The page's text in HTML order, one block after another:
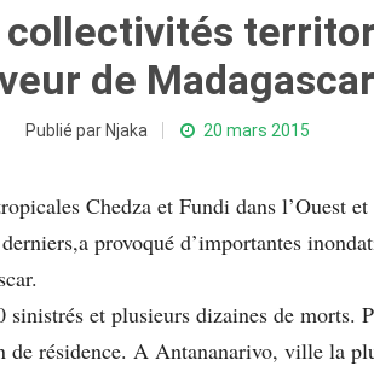
collectivités
de Madagascar
Publié par Njaka 20 mars 2015
Chedza et Fundi dans l’Ouest
provoqué d’importantes
et plusieurs dizaines de morts.
résidence. A Antananarivo, ville la